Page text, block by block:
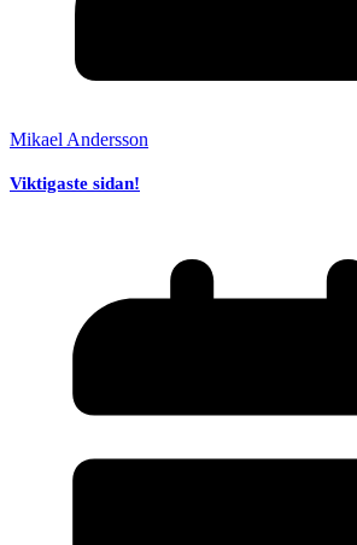
Mikael Andersson
Viktigaste sidan!